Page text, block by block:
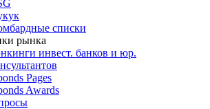
списки
рынка
инвест. банков и юр.
Pages
Awards